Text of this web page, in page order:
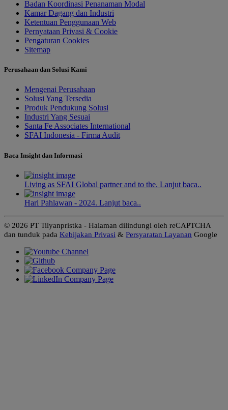
Badan Koordinasi Penanaman Modal
Kamar Dagang dan Industri
Ketentuan Penggunaan Web
Pernyataan Privasi & Cookie
Pengaturan Cookies
Sitemap
Perusahaan dan Solusi Kami
Mengenai Perusahaan
Solusi Yang Tersedia
Produk Pendukung Solusi
Industri Yang Sesuai
Santa Fe Associates International
SFAI Indonesia - Firma Audit
Baca Insight dan Informasi
Living as SFAI Global partner and to the. Lanjut baca..
Hari Pahlawan - 2024. Lanjut baca..
© 2026 PT Tilyanpristka - Halaman dilindungi oleh reCAPTCHA
dan tunduk pada Kebijakan Privasi & Persyaratan Layanan Google